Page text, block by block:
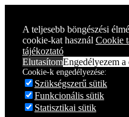
A teljesebb böngészési
cookie-kat használ Cookie
tájékoztató
ElutasítomEngedélyezem
Cookie-k engedélyezése:
Szükségszerű sütik
Funkcionális sütik
Statisztikai sütik